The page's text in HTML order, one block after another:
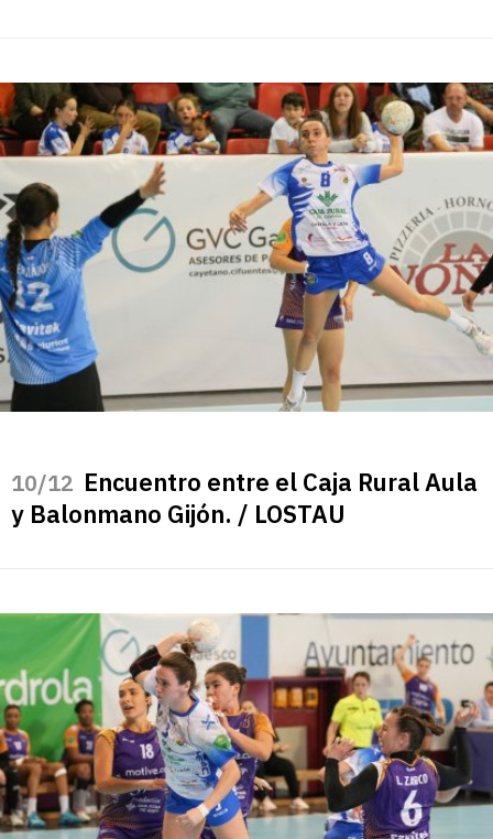
/12 Encuentro entre el Caja Rural Aula
y Balonmano Gijón. / LOSTAU